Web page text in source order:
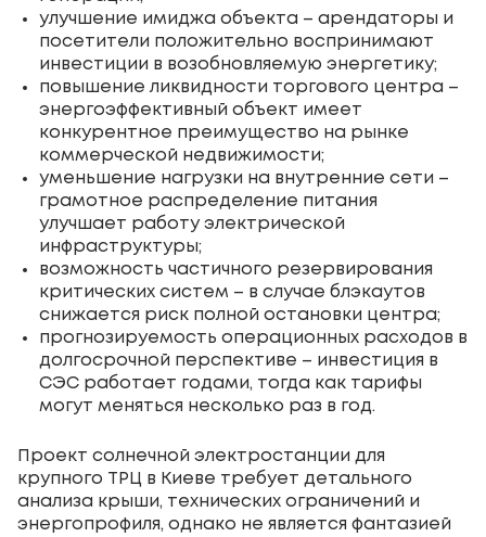
улучшение имиджа объекта – арендаторы и
посетители положительно воспринимают
инвестиции в возобновляемую энергетику;
повышение ликвидности торгового центра –
энергоэффективный объект имеет
конкурентное преимущество на рынке
коммерческой недвижимости;
уменьшение нагрузки на внутренние сети –
грамотное распределение питания
улучшает работу электрической
инфраструктуры;
возможность частичного резервирования
критических систем – в случае блэкаутов
снижается риск полной остановки центра;
прогнозируемость операционных расходов в
долгосрочной перспективе – инвестиция в
СЭС работает годами, тогда как тарифы
могут меняться несколько раз в год.
Проект солнечной электростанции для
крупного ТРЦ в Киеве требует детального
анализа крыши, технических ограничений и
энергопрофиля, однако не является фантазией